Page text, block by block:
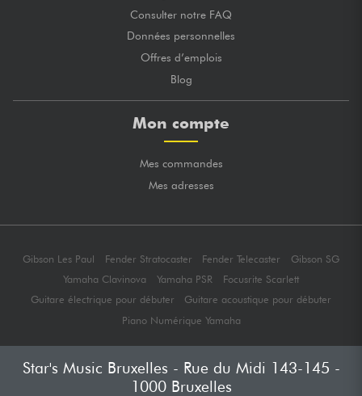
Consulter notre FAQ
Données personnelles
Offres d’emplois
Blog
Mon compte
Mes commandes
Mes adresses
Gibson Les Paul Fender Stratocaster Fender Telecaster
Gibson SG
Yamaha Clavinova
Yamaha PSR
Focusrite Scarlett
Guitare électrique pour débuter
Guitare acoustique pour débuter
Piano Numérique Yamaha
Star's Music Bruxelles - Rue du Midi 143-145 -
1000 Bruxelles